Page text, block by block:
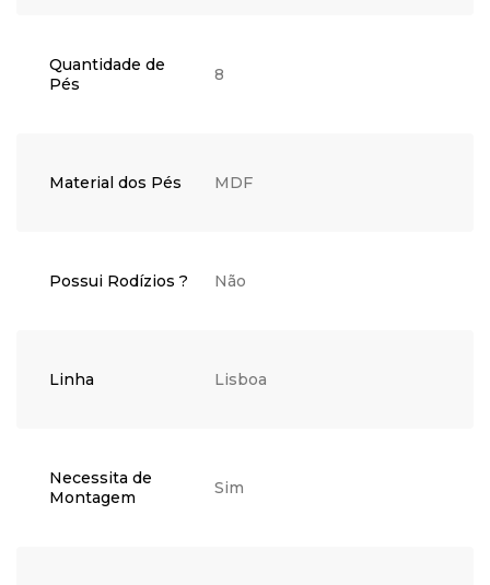
Quantidade de
Pés
8
Material dos Pés MDF
Possui Rodízios ? Não
Linha Lisboa
Necessita de
Montagem
Sim